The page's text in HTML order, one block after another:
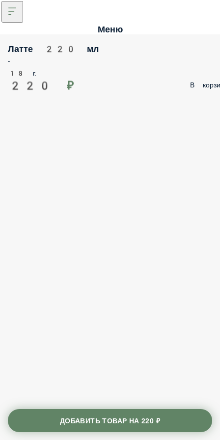
Меню
Латте 220 мл
-
18 г.
220 ₽ В
ДОБАВИТЬ ТОВАР НА220 ₽